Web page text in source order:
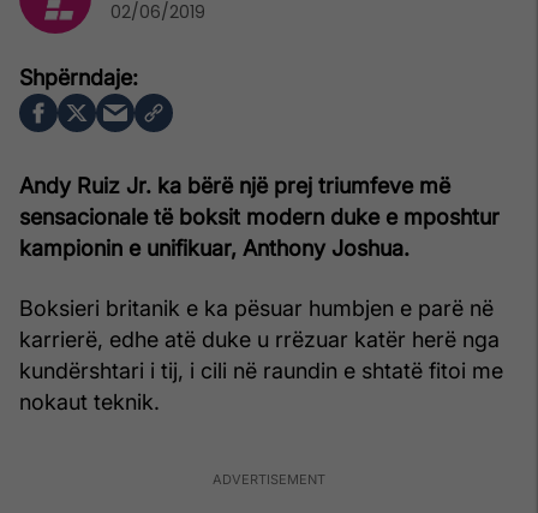
Andy Ruiz Jr. ka bërë një prej triumfeve më
sensacionale të boksit modern duke e mposhtur
kampionin e unifikuar, Anthony Joshua.
Boksieri britanik e ka pësuar humbjen e parë në
karrierë, edhe atë duke u rrëzuar katër herë nga
kundërshtari i tij, i cili në raundin e shtatë fitoi me
nokaut teknik.
02/06/2019